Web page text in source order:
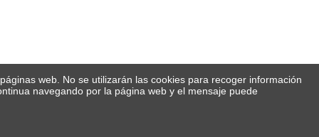
web. No se utilizarán las cookies para recoger información
navegando por la página web y el mensaje puede